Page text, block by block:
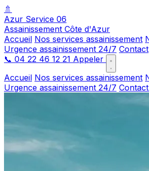
🚿
Azur Service 06
Assainissement Côte d'Azur
Accueil Nos services assainissement
Urgence assainissement 24/7 Contact
📞 04 22 46 12 21 Appeler
Accueil Nos services assainissement
Urgence assainissement 24/7